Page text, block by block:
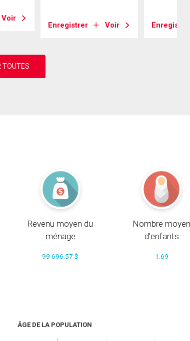
Voir
Enregistrer Voir Enregistrer
Revenu moyen du
ménage
99 696.57 $
Nombre moyen
d'enfants
1.69
ÂGE DE LA POPULATION